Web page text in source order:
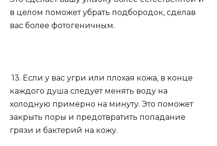
в целом поможет убрать подбородок, сделав
вас более фотогеничным.
13. Если у вас угри или плохая кожа, в конце
каждого душа следует менять воду на
холодную примерно на минуту. Это поможет
закрыть поры и предотвратить попадание
грязи и бактерий на кожу.